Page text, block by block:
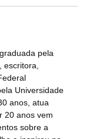
pela
Universidade
anos, atua
20 anos vem
sobre a